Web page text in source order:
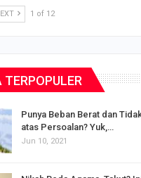
1 of 12
TERPOPULER
Punya Beban Berat dan
atas Persoalan? Yuk,…
Jun 10, 2021